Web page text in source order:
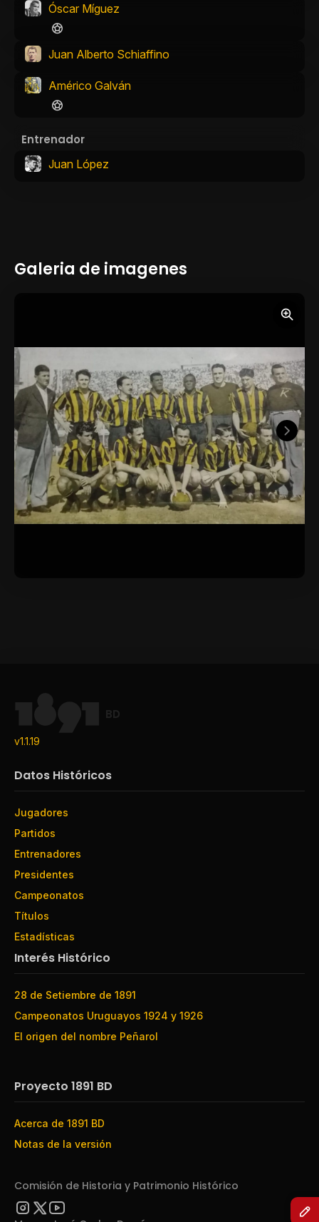
Óscar Míguez
Juan Alberto Schiaffino
Américo Galván
Entrenador
Juan López
Galeria de imagenes
BD
v1.1.19
Datos Históricos
Jugadores
Partidos
Entrenadores
Presidentes
Campeonatos
Títulos
Estadísticas
Interés Histórico
28 de Setiembre de 1891
Campeonatos Uruguayos 1924 y 1926
El origen del nombre Peñarol
Proyecto 1891 BD
Acerca de 1891 BD
Notas de la versión
Comisión de Historia y Patrimonio Histórico